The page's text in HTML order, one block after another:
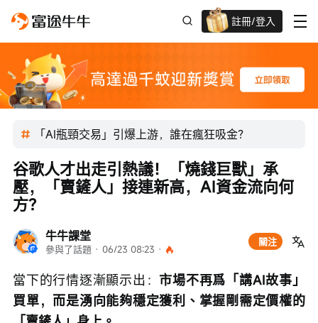
註冊/登入
高達過千蚊獎賞
「AI瓶頸交易」引爆上游，誰在瘋狂吸金？
牛牛課堂
參與了話題 · 06/23 08:23 ·
關注
谷歌人才出走引熱議！「燒錢巨獸」承
壓，「賣鏟人」接連新高，AI資金流向何
方？
當下的行情逐漸顯示出： 市場不再爲「講AI故事」
買單，而是湧向能夠穩定獲利、掌握剛需定價權的